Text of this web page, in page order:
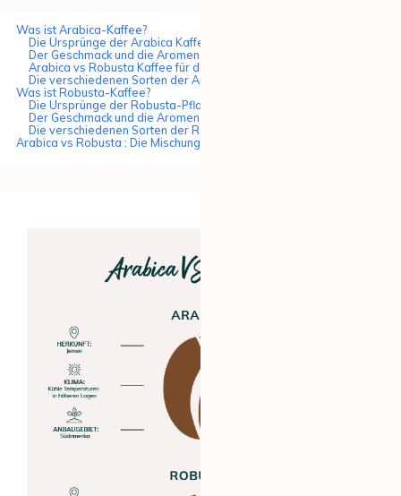
Was ist Arabica-Kaffee?
Die Ursprünge der Arabica Kaffeepflanze
Der Geschmack und die Aromen von Arabica
Arabica vs Robusta Kaffee für die Gesundheit?
Die verschiedenen Sorten der Arabica-Pflanze
Was ist Robusta-Kaffee?
Die Ursprünge der Robusta-Pflanze
Der Geschmack und die Aromen von Robusta
Die verschiedenen Sorten der Robusta-Pflanze
Arabica vs Robusta : Die Mischung